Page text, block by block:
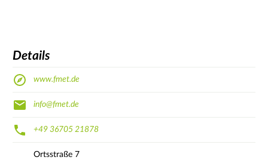
Details
www.fmet.de
info@fmet.de
+49 36705 21878
Ortsstraße 7